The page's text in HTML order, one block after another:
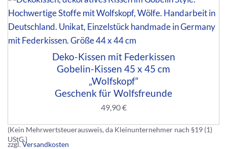
Deko-Kissen mit Federkissen
Gobelin-Kissen 45 x 45 cm
„Wolfskopf“
Geschenk für Wolfsfreunde
49,90€
(Kein Mehrwertsteuerausweis, da Kleinunternehmer nach §19 (1)
UStG.)
zzgl.Versandkosten